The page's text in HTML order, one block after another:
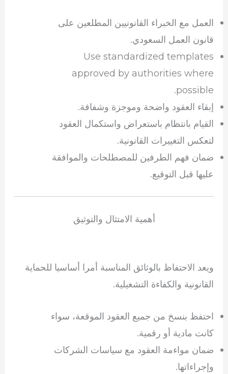
العمل مع الخبراء القانونيين المطلعين على
قانون العمل السعودي.
Use standardized templates
approved by authorities where
possible.
إبقاء العقود واضحة وموجزة وشفافة.
القيام بانتظام باستعراض واستكمال العقود
لتعكس التغييرات القانونية.
ضمان فهم الطرفين للمصطلحات والموافقة
عليها قبل التوقيع.
أهمية الامتثال والتوثيق
ويعد الاحتفاظ بالوثائق المناسبة أمرا أساسيا للحماية
القانونية والكفاءة التشغيلية.
احتفظ بنسخ من جميع العقود الموقعة، سواء
كانت مادية أو رقمية.
ضمان مواءمة العقود مع سياسات الشركات
وإجراءاتها.